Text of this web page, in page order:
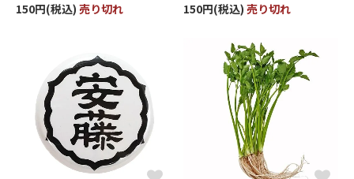
150円(税込) 売り切れ
150円(税込) 売り切れ